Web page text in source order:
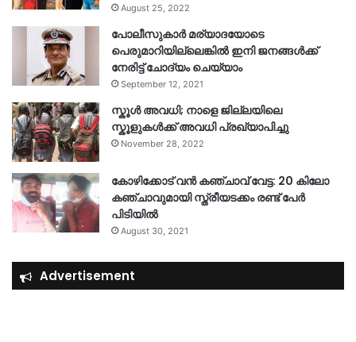
August 25, 2022
പോലീസുകാര്‍ മര്യാദയോടെ
പെരുമാറിയില്ലെങ്കില്‍ ഇനി ജനങ്ങള്‍ക്ക്
നേരിട്ട് ചോദ്യം ചെയ്യാം
September 12, 2021
സ്കൂൾ അവധി; നാളെ ജില്ലയിലെ
സ്കൂളുകൾക്ക് അവധി പ്രഖ്യാപിച്ചു
November 28, 2022
കോഴിക്കോട് വൻ കഞ്ചാവ് വേട്ട: 20 കിലോ
കഞ്ചാവുമായി സ്ത്രീയടക്കം രണ്ട് പേർ
പിടിയിൽ
August 30, 2021
Advertisement